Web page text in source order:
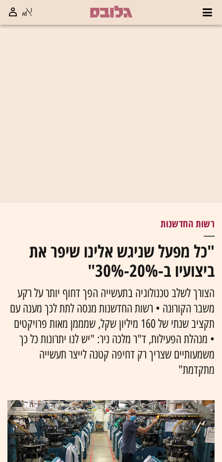
רשות החדשנות
"כל מפעל שניגש אלינו שיפר את
ביצועיו ב-20%-30%"
הצורך לשלב טכנולוגיה בתעשייה הפך דחוף יותר על רקע
משבר הקורונה • רשות החדשנות מנסה לתת לכך מענה עם
תקציב שנתי של 160 מיליון שקל, שמממן מאות פרויקטים
• מנהלת הפעילות, ד"ר מלכה ניר: "יש לנו יתרונות כל כך
משמעותיים שצריך רק דחיפה קטנה לייצר תעשייה
מתקדמת"